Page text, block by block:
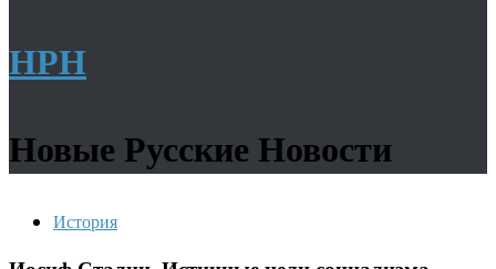
НРН
Новые Русские Новости
История